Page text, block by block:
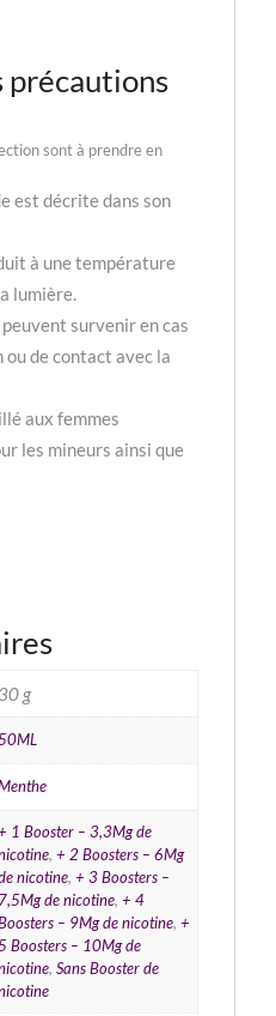
précautions
sont à prendre en
est décrite dans son
à une température
lumière.
survenir en cas
ou de contact avec la
aux femmes
les mineurs ainsi que
30 g
1 Booster – 3,3Mg de
, + 2 Boosters – 6Mg
nicotine, + 3 Boosters –
7,5Mg de nicotine, + 4
– 9Mg de nicotine, +
Boosters – 10Mg de
, Sans Booster de